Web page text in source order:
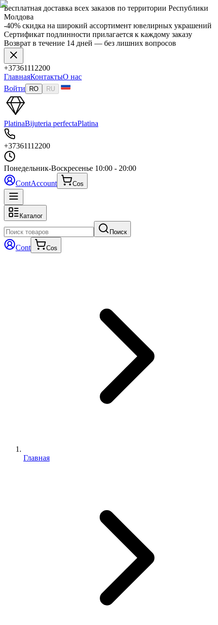
Бесплатная доставка всех заказов по территории Республики
Молдова
-40% скидка на широкий ассортимент ювелирных украшений
Сертификат подлинности прилагается к каждому заказу
Возврат в течение 14 дней — без лишних вопросов
+37361112200
ГлавнаяКонтактыО нас
Войти
RO RU
PlatinaBijuteria perfectaPlatina
+37361112200
Понедельник-Воскресенье 10:00 - 20:00
ContAccount Cos
Каталог
Поиск
Cont Cos
Главная